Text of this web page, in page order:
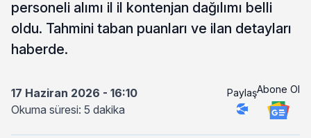
personeli alımı il il kontenjan dağılımı belli
oldu. Tahmini taban puanları ve ilan detayları
haberde.
17 Haziran 2026 - 16:10
Okuma süresi: 5 dakika
PaylaşAbone Ol